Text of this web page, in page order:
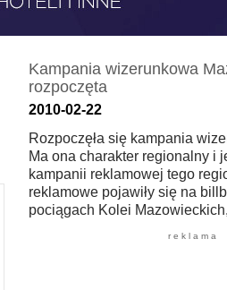
Kampania wizerunkowa
rozpoczęta
2010-02-22
Rozpoczęła się kampania
Ma ona charakter regionalny i
kampanii reklamowej tego
reklamowe pojawiły się na
pociągach Kolei
r e k l a m a